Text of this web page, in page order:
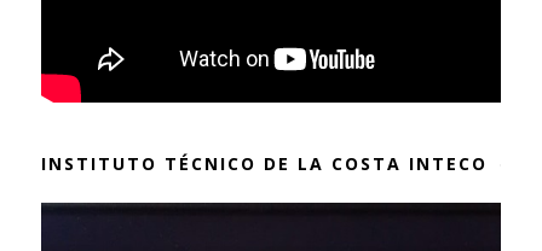
INSTITUTO TÉCNICO DE LA COSTA INTECO